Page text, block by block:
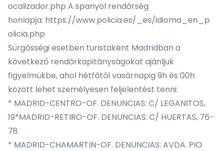
ocalizador.php A spanyol rendőrség
honlapja: https://www.policia.es/_es/idioma_en_p
olicia.php
Sürgősségi esetben turistaként Madridban a
következő rendőrkapitányságokat ajánljuk
figyelmükbe, ahol hétfőtől vasárnapig 9h és 00h
között lehet személyesen feljelentést tenni:
* MADRID-CENTRO-OF. DENUNCIAS: C/ LEGANITOS,
19*MADRID-RETIRO-OF. DENUNCIAS: C/ HUERTAS, 76-
78
* MADRID-CHAMARTIN-OF. DENUNCIAS: AVDA. PIO